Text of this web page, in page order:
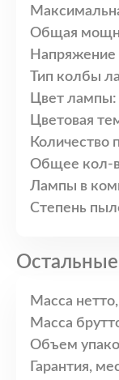
Общая
Напряжение
Тип колбы
Цвет лампы:
Цветовая
Количество
Общее кол-
Лампы в
Степень
Остальные
Масса
Масса
Объем
Гарантия,